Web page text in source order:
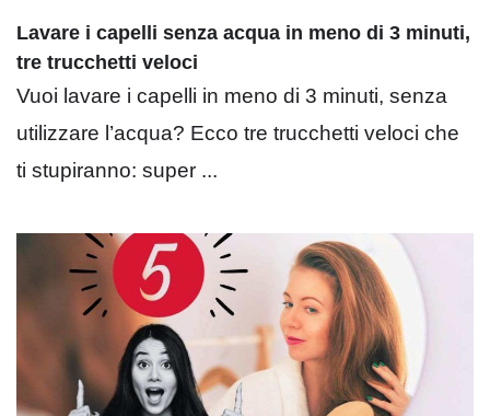
Lavare i capelli senza acqua in meno di 3 minuti,
tre trucchetti veloci
Vuoi lavare i capelli in meno di 3 minuti, senza
utilizzare l’acqua? Ecco tre trucchetti veloci che
ti stupiranno: super ...